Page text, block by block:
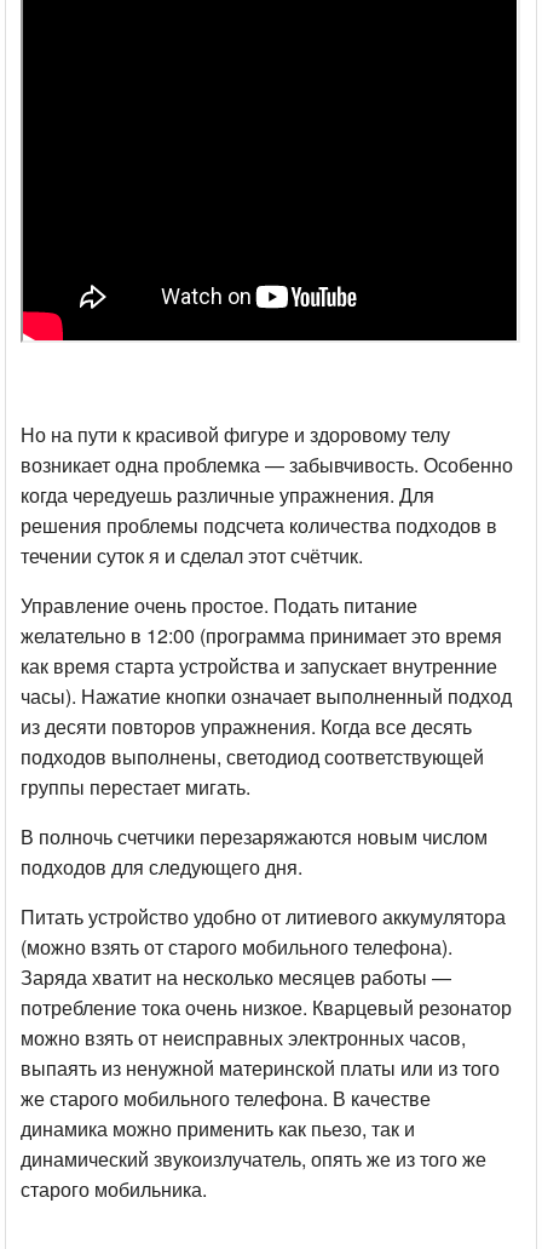
Но на пути к красивой фигуре и здоровому телу
возникает одна проблемка — забывчивость. Особенно
когда чередуешь различные упражнения. Для
решения проблемы подсчета количества подходов в
течении суток я и сделал этот счётчик.
Управление очень простое. Подать питание
желательно в 12:00 (программа принимает это время
как время старта устройства и запускает внутренние
часы). Нажатие кнопки означает выполненный подход
из десяти повторов упражнения. Когда все десять
подходов выполнены, светодиод соответствующей
группы перестает мигать.
В полночь счетчики перезаряжаются новым числом
подходов для следующего дня.
Питать устройство удобно от литиевого аккумулятора
(можно взять от старого мобильного телефона).
Заряда хватит на несколько месяцев работы —
потребление тока очень низкое. Кварцевый резонатор
можно взять от неисправных электронных часов,
выпаять из ненужной материнской платы или из того
же старого мобильного телефона. В качестве
динамика можно применить как пьезо, так и
динамический звукоизлучатель, опять же из того же
старого мобильника.